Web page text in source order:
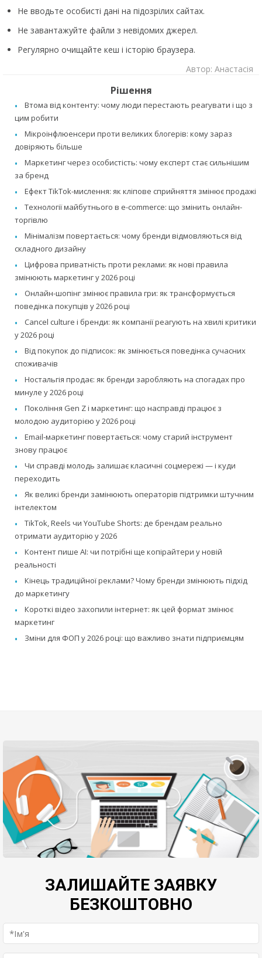
Не вводьте особисті дані на підозрілих сайтах.
Не завантажуйте файли з невідомих джерел.
Регулярно очищайте кеш і історію браузера.
Автор: Анастасія
Рішення
Втома від контенту: чому люди перестають реагувати і що з
цим робити
Мікроінфлюенсери проти великих блогерів: кому зараз
довіряють більше
Маркетинг через особистість: чому експерт стає сильнішим
за бренд
Ефект TikTok-мислення: як кліпове сприйняття змінює продажі
Технології майбутнього в e-commerce: що змінить онлайн-
торгівлю
Мінімалізм повертається: чому бренди відмовляються від
складного дизайну
Цифрова приватність проти реклами: як нові правила
змінюють маркетинг у 2026 році
Онлайн-шопінг змінює правила гри: як трансформується
поведінка покупців у 2026 році
Cancel culture і бренди: як компанії реагують на хвилі критики
у 2026 році
Від покупок до підписок: як змінюється поведінка сучасних
споживачів
Ностальгія продає: як бренди заробляють на спогадах про
минуле у 2026 році
Покоління Gen Z і маркетинг: що насправді працює з
молодою аудиторією у 2026 році
Email-маркетинг повертається: чому старий інструмент
знову працює
Чи справді молодь залишає класичні соцмережі — і куди
переходить
Як великі бренди замінюють операторів підтримки штучним
інтелектом
TikTok, Reels чи YouTube Shorts: де брендам реально
отримати аудиторію у 2026
Контент пише AI: чи потрібні ще копірайтери у новій
реальності
Кінець традиційної реклами? Чому бренди змінюють підхід
до маркетингу
Короткі відео захопили інтернет: як цей формат змінює
маркетинг
Зміни для ФОП у 2026 році: що важливо знати підприємцям
ЗАЛИШАЙТЕ ЗАЯВКУ
БЕЗКОШТОВНО